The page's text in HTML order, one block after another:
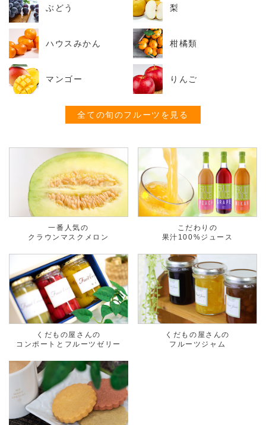
ぶどう 梨
ハウスみかん 柑橘類
マンゴー りんご
全ての旬のフルーツを見る
一番人気の
クラウンマスクメロン
こだわりの
果汁100%ジュース
くだもの屋さんの
コンポートとフルーツゼリー
くだもの屋さんの
フルーツジャム